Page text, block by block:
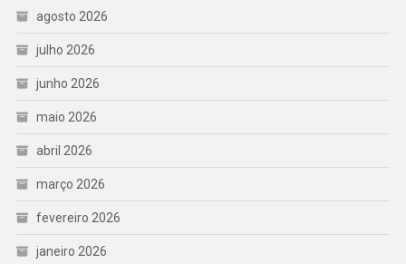
agosto 2026
julho 2026
junho 2026
maio 2026
abril 2026
março 2026
fevereiro 2026
janeiro 2026